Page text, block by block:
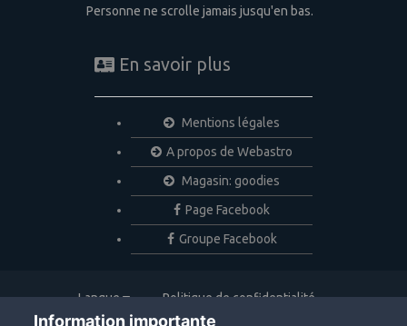
Personne ne scrolle jamais jusqu'en bas.
En savoir plus
Mentions légales
A propos de Webastro
Magasin: goodies
Page Facebook
Groupe Facebook
Langue
Politique de confidentialité
Nous contacter
Information importante